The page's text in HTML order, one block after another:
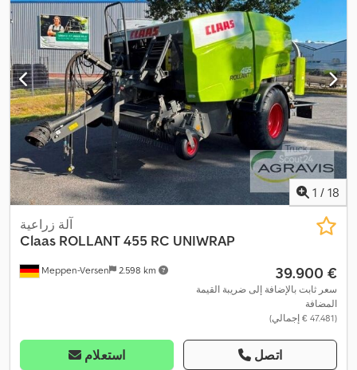
1 / 18
Meppen-Versen 2.598 km
آلة زراعية
Claas ROLLANT 455 RC UNIWRAP
‏39.900 €
سعر ثابت بالإضافة إلى ضريبة القيمة
المضافة
(‏47.481 € إجمالي)
استعلام اتصل